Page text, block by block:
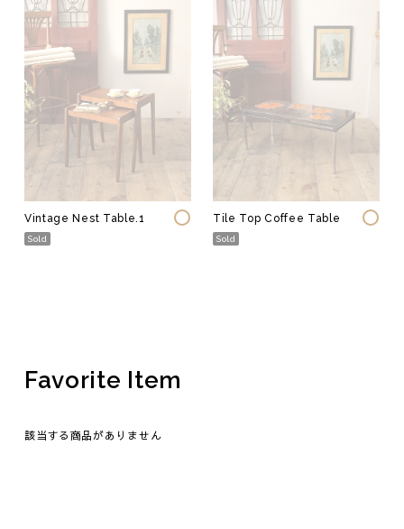
Vintage Nest Table.1
Sold
Tile Top Coffee Table
Sold
Favorite Item
該当する商品がありません